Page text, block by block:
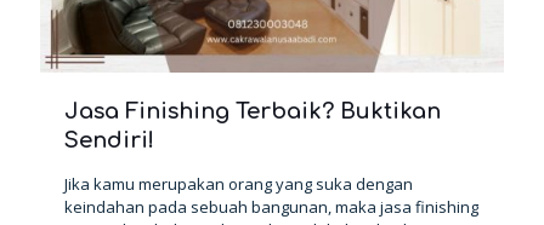
Jasa Finishing Terbaik? Buktikan
Sendiri!
Jika kamu merupakan orang yang suka dengan
keindahan pada sebuah bangunan, maka jasa finishing